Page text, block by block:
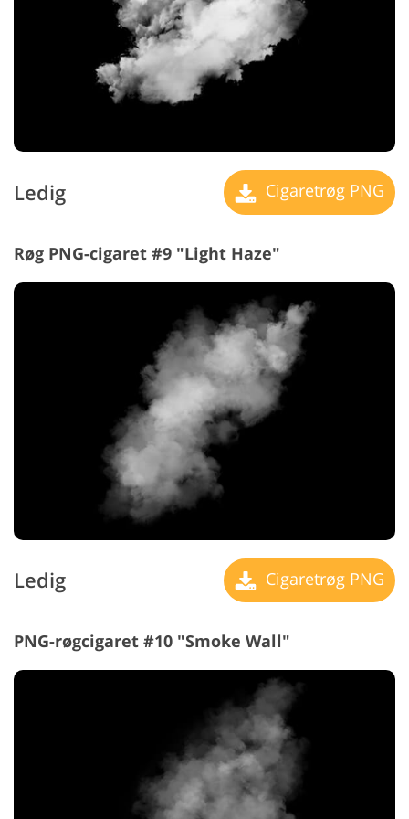
Ledig Cigaretrøg PNG
Røg PNG-cigaret #9 "Light Haze"
Ledig Cigaretrøg PNG
PNG-røgcigaret #10 "Smoke Wall"